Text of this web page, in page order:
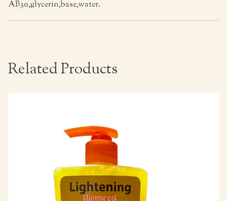
AB30,glycerin,base,water.
Related Products